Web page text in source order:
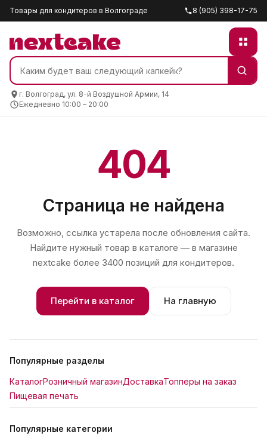
Товары для кондитеров в Волгограде 8 (905) 398-17-75
г. Волгоград, ул. 8-й Воздушной Армии, 14
Ежедневно 10:00 – 20:00
404
Страница не найдена
Возможно, ссылка устарела после обновления сайта.
Найдите нужный товар в каталоге — в магазине
nextcake более 3400 позиций для кондитеров.
Перейти в каталог На главную
Популярные разделы
КаталогРозничный магазинДоставкаТопперы на заказ
Пищевая печать
Популярные категории